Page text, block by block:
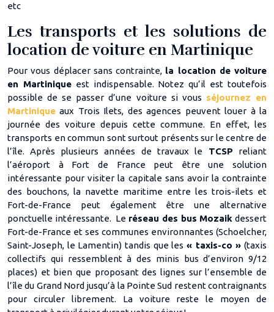
etc
Les transports et les solutions de
location de voiture en Martinique
Pour vous déplacer sans contrainte, la location de voiture
en Martiniqueest indispensable. Notez qu’il est toutefois
possible de se passer d’une voiture si vous séjournez en
Martinique aux Trois Ilets, des agences peuvent louer à la
journée des voiture depuis cette commune. En effet, les
transports en commun sont surtout présents sur le centre de
l’île. Après plusieurs années de travaux leTCSP reliant
l’aéroport à Fort de France peut être une solution
intéressante pour visiter la capitale sans avoir la contrainte
des bouchons, la navette maritime entre les trois-ilets et
Fort-de-France peut également être une alternative
ponctuelle intéressante. Le réseau des bus Mozaik dessert
Fort-de-France et ses communes environnantes (Schoelcher,
Saint-Joseph, le Lamentin) tandis que les « taxis-co » (taxis
collectifs qui ressemblent à des minis bus d’environ 9/12
places) et bien que proposant des lignes sur l’ensemble de
l’île du Grand Nord jusqu’à la Pointe Sud restent contraignants
pour circuler librement. La voiture reste le moyen de